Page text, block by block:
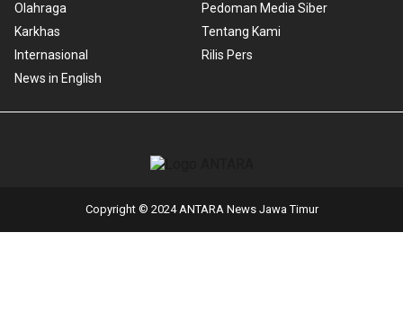
Olahraga
Karkhas
Internasional
News in English
Pedoman Media Siber
Tentang Kami
Rilis Pers
Copyright © 2024 ANTARA News Jawa Timur